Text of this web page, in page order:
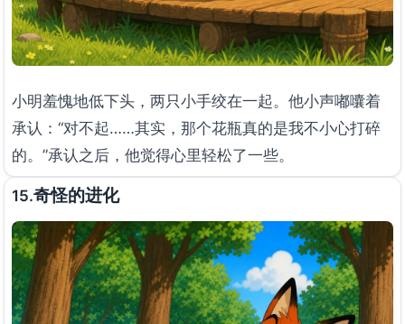
小明羞愧地低下头，两只小手绞在一起。他小声嘟囔着
承认：“对不起……其实，那个花瓶真的是我不小心打碎
的。”承认之后，他觉得心里轻松了一些。
15.奇怪的进化